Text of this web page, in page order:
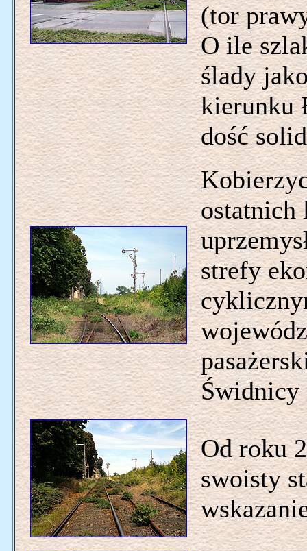
(tor
O ile
ślady
kierunku
dość
ostatnich
strefy
Świdnicy
Od roku
swoisty